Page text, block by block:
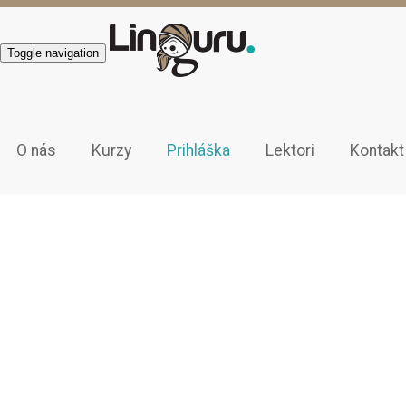
Toggle navigation
O nás Kurzy Prihláška Lektori Kontakt